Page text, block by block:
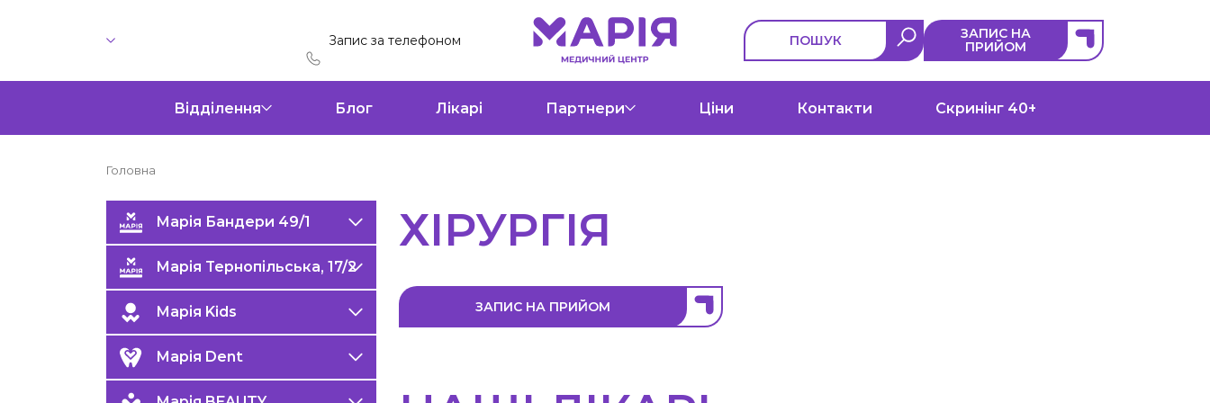
Запис за телефоном ПОШУК
ЗАПИС НА
ПРИЙОМ
Відділення Блог Лікарі Партнери Ціни Контакти Скринінг 40+
Головна
Марія Бандери 49/1
Марія Тернопільська, 17/2
Марія Kids
Марія Dent
ХІРУРГІЯ
ЗАПИС НА ПРИЙОМ